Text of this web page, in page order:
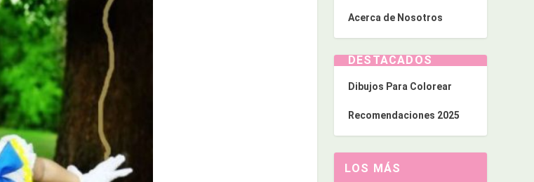
Acerca de Nosotros
DESTACADOS
Dibujos Para Colorear
Recomendaciones 2025
LOS MÁS